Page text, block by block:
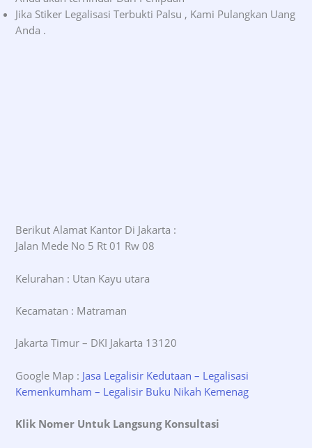
Jika Stiker Legalisasi Terbukti Palsu , Kami Pulangkan Uang
Anda .
Berikut Alamat Kantor Di Jakarta :
Jalan Mede No 5 Rt 01 Rw 08
Kelurahan : Utan Kayu utara
Kecamatan : Matraman
Jakarta Timur – DKI Jakarta 13120
Google Map : Jasa Legalisir Kedutaan – Legalisasi
Kemenkumham – Legalisir Buku Nikah Kemenag
Klik Nomer Untuk Langsung Konsultasi